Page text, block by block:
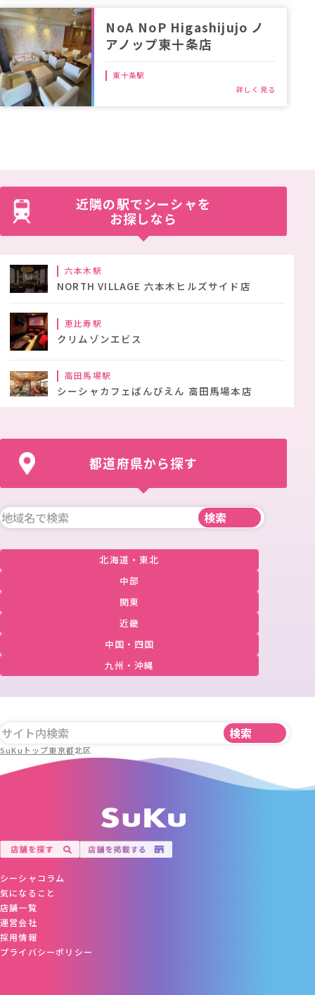
NoA NoP Higashijujo ノ
アノップ東十条店
東十条駅
近隣の駅でシーシャを
お探しなら
六本木駅
NORTH VILLAGE 六本木ヒルズサイド店
恵比寿駅
クリムゾンエビス
高田馬場駅
シーシャカフェばんびえん 高田馬場本店
都道府県から探す
北海道・東北
中部
関東
近畿
中国・四国
九州・沖縄
SuKuトップ東京都北区
シーシャコラム
気になること
店舗一覧
運営会社
採用情報
プライバシーポリシー